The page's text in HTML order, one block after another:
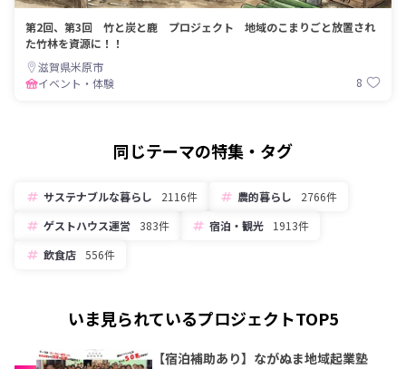
第2回、第3回 竹と炭と鹿 プロジェクト 地域のこまりごと放置され
た竹林を資源に！！
滋賀県米原市
イベント・体験
8
同じテーマの特集・タグ
サステナブルな暮らし 2116件 農的暮らし
2766件
ゲストハウス運営 383件 宿泊・観光
1913件
飲食店 556件
いま見られているプロジェクトTOP5
【宿泊補助あり】ながぬま地域起業塾